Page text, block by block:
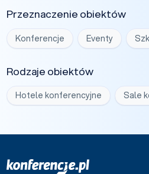
Przeznaczenie obiektów
Konferencje Eventy
Rodzaje obiektów
Hotele konferencyjne Sale